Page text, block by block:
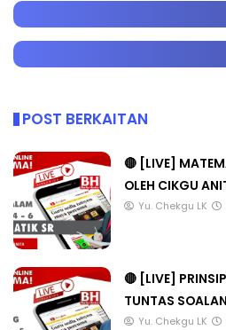
POST BERKAITAN
🔴 [LIVE]
OLEH CIKGU
Yu. Chekgu LK
🔴 [LIVE]
TUNTAS
Yu. Chekgu LK